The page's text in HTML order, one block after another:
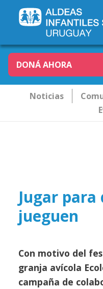
DONÁ AHORA
Novededades
Noticias
Jugar
jueguen
Con motivo del
granja avícola
campaña de